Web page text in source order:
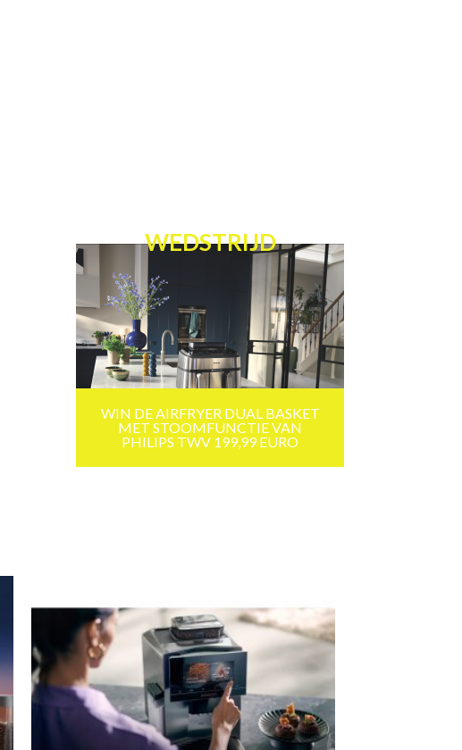
WEDSTRIJD
WIN DE AIRFRYER DUAL BASKET
MET STOOMFUNCTIE VAN
PHILIPS TWV 199,99 EURO